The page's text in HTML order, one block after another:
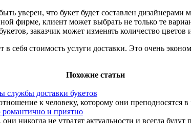
уверен, что букет будет составлен
фирме, клиент может выбрать не только те
заказчик может изменять количество
себя стоимость услуги доставки. Это очень
Похожие статьи
службы доставки букетов
к человеку, которому они преподносятся
романтично и приятно
никогда не утратят актуальности и всегда